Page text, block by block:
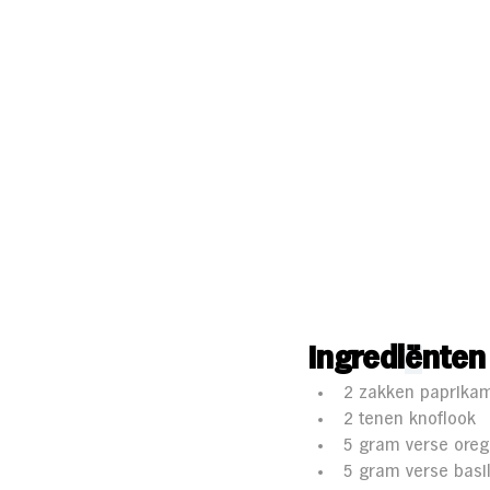
Ingredi ënten
2 zakken
2 tenen knoflook
5 gram verse
5 gram verse